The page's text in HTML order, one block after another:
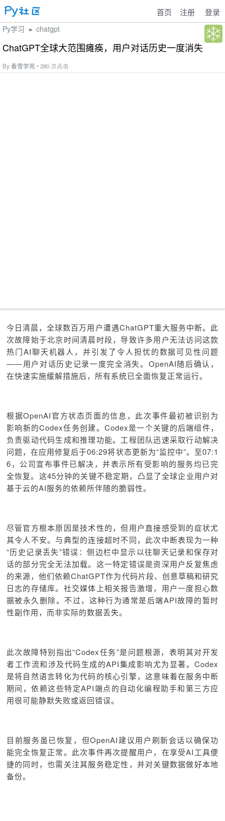
首页 注册 登录
Py学习 » chatgpt
ChatGPT全球大范围瘫痪，用户对话历史一度消失
By看雪学苑 • 280 次点击
今日清晨，全球数百万用户遭遇ChatGPT重大服务中断。此
次故障始于北京时间清晨时段，导致许多用户无法访问这款
热门AI聊天机器人，并引发了令人担忧的数据可见性问题
——用户对话历史记录一度完全消失。OpenAI随后确认，
在快速实施缓解措施后，所有系统已全面恢复正常运行。
根据OpenAI官方状态页面的信息，此次事件最初被识别为
影响新的Codex任务创建。Codex是一个关键的后端组件，
负责驱动代码生成和推理功能。工程团队迅速采取行动解决
问题，在应用修复后于06:29将状态更新为“监控中”。至07:1
6，公司宣布事件已解决，并表示所有受影响的服务均已完
全恢复。这45分钟的关键不稳定期，凸显了全球企业用户对
基于云的AI服务的依赖所伴随的脆弱性。
尽管官方根本原因是技术性的，但用户直接感受到的症状尤
其令人不安。与典型的连接超时不同，此次中断表现为一种
“历史记录丢失”错误：侧边栏中显示以往聊天记录和保存对
话的部分完全无法加载。这一特定错误是资深用户反复焦虑
的来源，他们依赖ChatGPT作为代码片段、创意草稿和研究
日志的存储库。社交媒体上相关报告激增，用户一度担心数
据被永久删除。不过，这种行为通常是后端API故障的暂时
性副作用，而非实际的数据丢失。
此次故障特别指出“Codex任务”是问题根源，表明其对开发
者工作流和涉及代码生成的API集成影响尤为显著。Codex
是将自然语言转化为代码的核心引擎，这意味着在服务中断
期间，依赖这些特定API端点的自动化编程助手和第三方应
用很可能静默失败或返回错误。
目前服务虽已恢复，但OpenAI建议用户刷新会话以确保功
能完全恢复正常。此次事件再次提醒用户，在享受AI工具便
捷的同时，也需关注其服务稳定性，并对关键数据做好本地
备份。